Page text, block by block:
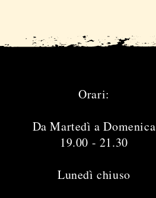
Orari:
Da Martedì a Domenica
19.00 - 21.30
Lunedì chiuso